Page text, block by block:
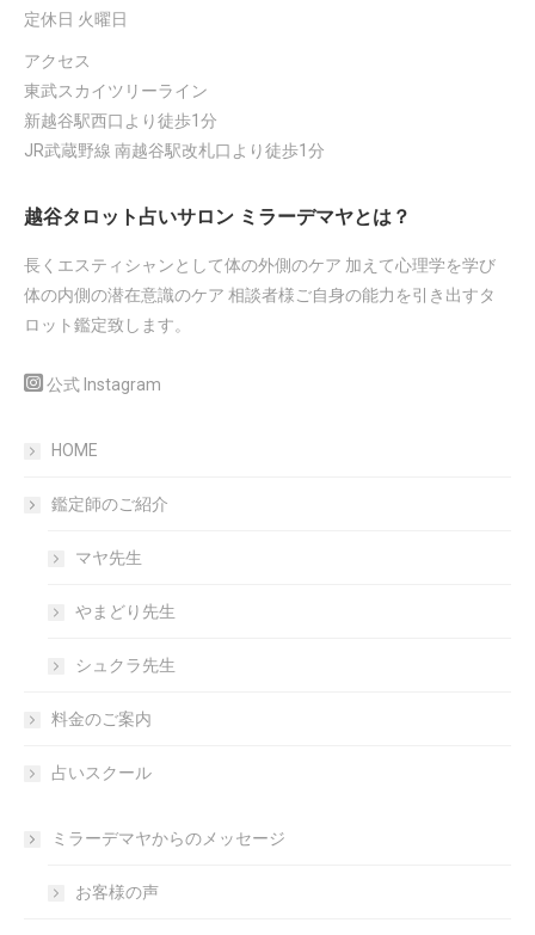
定休日 火曜日
アクセス
東武スカイツリーライン
新越谷駅西口より徒歩1分
JR武蔵野線 南越谷駅改札口より徒歩1分
越谷タロット占いサロン ミラーデマヤとは？
長くエスティシャンとして体の外側のケア 加えて心理学を学び
体の内側の潜在意識のケア 相談者様ご自身の能力を引き出すタ
ロット鑑定致します。
公式 Instagram
HOME
鑑定師のご紹介
マヤ先生
やまどり先生
シュクラ先生
料金のご案内
占いスクール
ミラーデマヤからのメッセージ
お客様の声